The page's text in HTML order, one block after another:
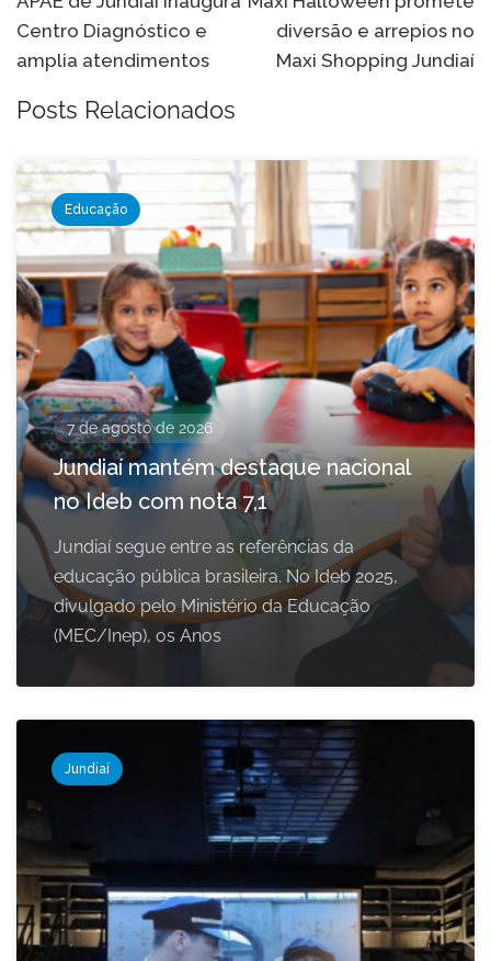
de
Post
Centro Diagnóstico e
amplia atendimentos
diversão e arrepios no
Maxi Shopping Jundiaí
Posts Relacionados
Educação
7 de agosto de 2026
Jundiaí mantém destaque nacional
no Ideb com nota 7,1
Jundiaí segue entre as referências da
educação pública brasileira. No Ideb 2025,
divulgado pelo Ministério da Educação
(MEC/Inep), os Anos
Jundiaí